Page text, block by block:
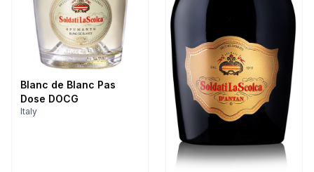
Blanc de Blanc Pas
Dose DOCG
Italy